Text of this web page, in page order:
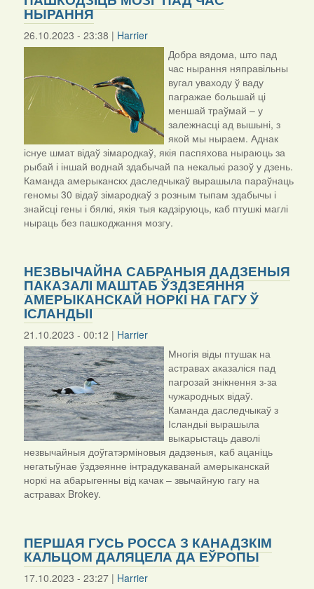
НЫРАННЯ
26.10.2023 - 23:38 | Harrier
Добра вядома, што пад
час нырання няправільны
вугал уваходу ў ваду
пагражае большай ці
меншай траўмай – у
залежнасці ад вышыні, з
якой мы ныраем. Аднак
існуе шмат відаў зімародкаў, якія паспяхова ныраюць за
рыбай і іншай воднай здабычай па некалькі разоў у дзень.
Каманда амерыканскх даследчыкаў вырашыла параўнаць
геномы 30 відаў зімародкаў з розным тыпам здабычы і
знайсці гены і бялкі, якія тыя кадзіруюць, каб птушкі маглі
ныраць без пашкоджання мозгу.
НЕЗВЫЧАЙНА САБРАНЫЯ ДАДЗЕНЫЯ
ПАКАЗАЛІ МАШТАБ ЎЗДЗЕЯННЯ
АМЕРЫКАНСКАЙ НОРКІ НА ГАГУ Ў
ІСЛАНДЫІ
21.10.2023 - 00:12 | Harrier
Многія віды птушак на
астравах аказаліся пад
пагрозай знікнення з-за
чужародных відаў.
Каманда даследчыкаў з
Ісландыі вырашыла
выкарыстаць даволі
незвычайныя доўгатэрміновыя дадзеныя, каб ацаніць
негатыўнае ўздзеянне інтрадукаванай амерыканскай
норкі на абарыгенны від качак – звычайную гагу на
астравах Brokey.
ПЕРШАЯ ГУСЬ РОССА З КАНАДЗКІМ
КАЛЬЦОМ ДАЛЯЦЕЛА ДА ЕЎРОПЫ
17.10.2023 - 23:27 | Harrier